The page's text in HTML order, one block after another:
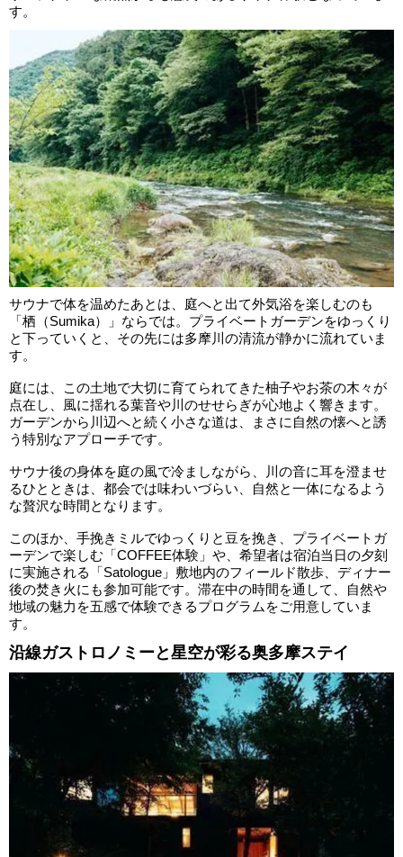
す。
サウナで体を温めたあとは、庭へと出て外気浴を楽しむのも
「栖（Sumika）」ならでは。プライベートガーデンをゆっくり
と下っていくと、その先には多摩川の清流が静かに流れていま
す。
庭には、この土地で大切に育てられてきた柚子やお茶の木々が
点在し、風に揺れる葉音や川のせせらぎが心地よく響きます。
ガーデンから川辺へと続く小さな道は、まさに自然の懐へと誘
う特別なアプローチです。
サウナ後の身体を庭の風で冷ましながら、川の音に耳を澄ませ
るひとときは、都会では味わいづらい、自然と一体になるよう
な贅沢な時間となります。
このほか、手挽きミルでゆっくりと豆を挽き、プライベートガ
ーデンで楽しむ「COFFEE体験」や、希望者は宿泊当日の夕刻
に実施される「Satologue」敷地内のフィールド散歩、ディナー
後の焚き火にも参加可能です。滞在中の時間を通して、自然や
地域の魅力を五感で体験できるプログラムをご用意していま
す。
沿線ガストロノミーと星空が彩る奥多摩ステイ